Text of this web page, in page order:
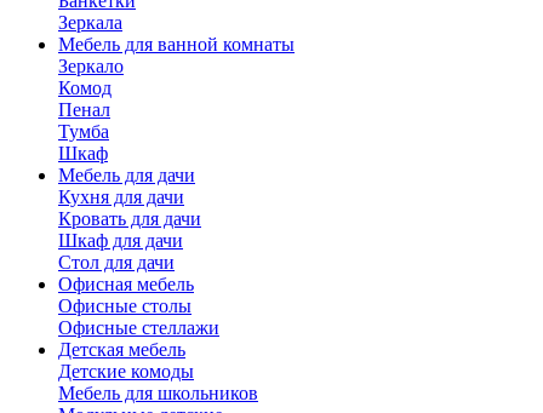
Зеркала
Мебель для ванной комнаты
Зеркало
Комод
Пенал
Тумба
Шкаф
Мебель для дачи
Кухня для дачи
Кровать для дачи
Шкаф для дачи
Стол для дачи
Офисная мебель
Офисные столы
Офисные стеллажи
Детская мебель
Детские комоды
Мебель для школьников